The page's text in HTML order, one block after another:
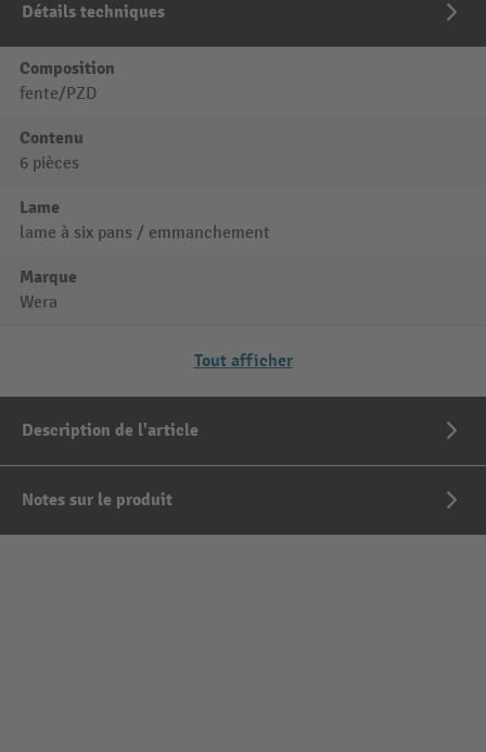
Détails techniques
Composition
fente/PZD
Contenu
6 pièces
Lame
lame à six pans / emmanchement
Marque
Wera
Tout afficher
Description de l'article
Notes sur le produit